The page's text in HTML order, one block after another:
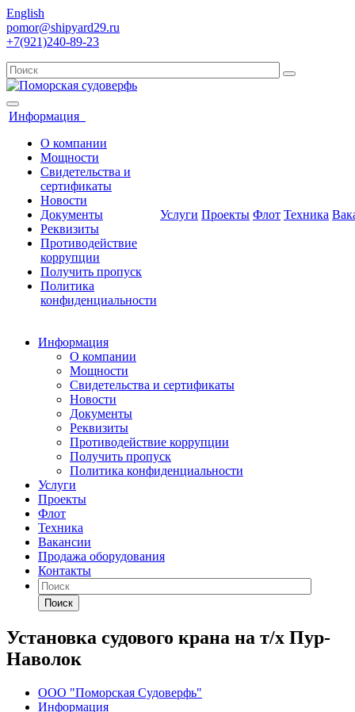
English
pomor@shipyard29.ru
+7(921)240-89-23
Информация
О компании
Мощности
Свидетельства и
сертификаты
Новости
Документы
Реквизиты
Противодействие
коррупции
Получить пропуск
Политика
конфиденциальности
Услуги Проекты Флот Техника
Информация
О компании
Мощности
Свидетельства и сертификаты
Новости
Документы
Реквизиты
Противодействие коррупции
Получить пропуск
Политика конфиденциальности
Услуги
Проекты
Флот
Техника
Вакансии
Продажа оборудования
Контакты
Поиск
Установка судового крана на т/х Пур-
Наволок
ООО "Поморская Судоверфь"
Информация